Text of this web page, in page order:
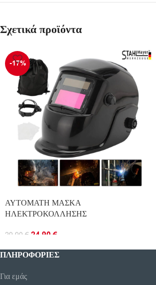
Σχετικά προϊόντα
-17%
ΑΥΤΟΜΑΤΗ ΜΑΣΚΑ
ΗΛΕΚΤΡΟΚΟΛΛΗΣΗΣ
29.90 € 24.90€
ΠΡΟΣΘΉΚΗ ΣΤΟ ΚΑΛΆΘΙ
ΠΛΗΡΟΦΟΡΊΕΣ
Για εμάς